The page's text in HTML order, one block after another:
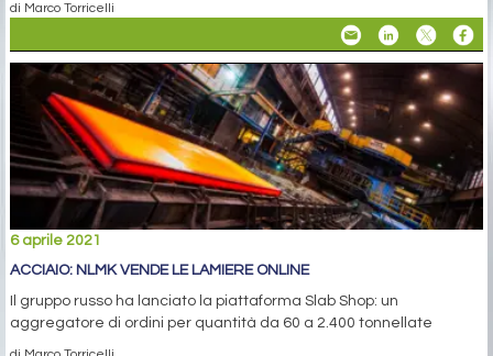
di Marco Torricelli
6 aprile 2021
ACCIAIO: NLMK VENDE LE LAMIERE ONLINE
Il gruppo russo ha lanciato la piattaforma Slab Shop: un
aggregatore di ordini per quantità da 60 a 2.400 tonnellate